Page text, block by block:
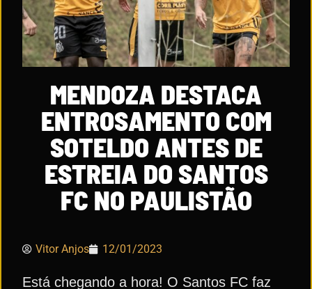
MENDOZA DESTACA
ENTROSAMENTO COM
SOTELDO ANTES DE
ESTREIA DO SANTOS
FC NO PAULISTÃO
Vitor Anjos 12/01/2023
Está chegando a hora! O Santos FC faz